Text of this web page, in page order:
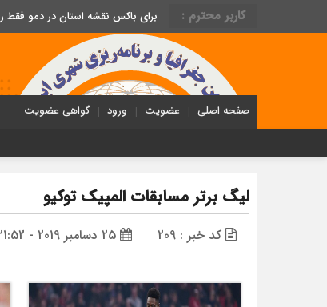
کاربر محترم : برای باکس نقشه استان در دمو
صفحه اصلی عضویت ورود گواهی عضویت
لیگ برتر مسابقات المپیک توکیو
کد خبر : 209